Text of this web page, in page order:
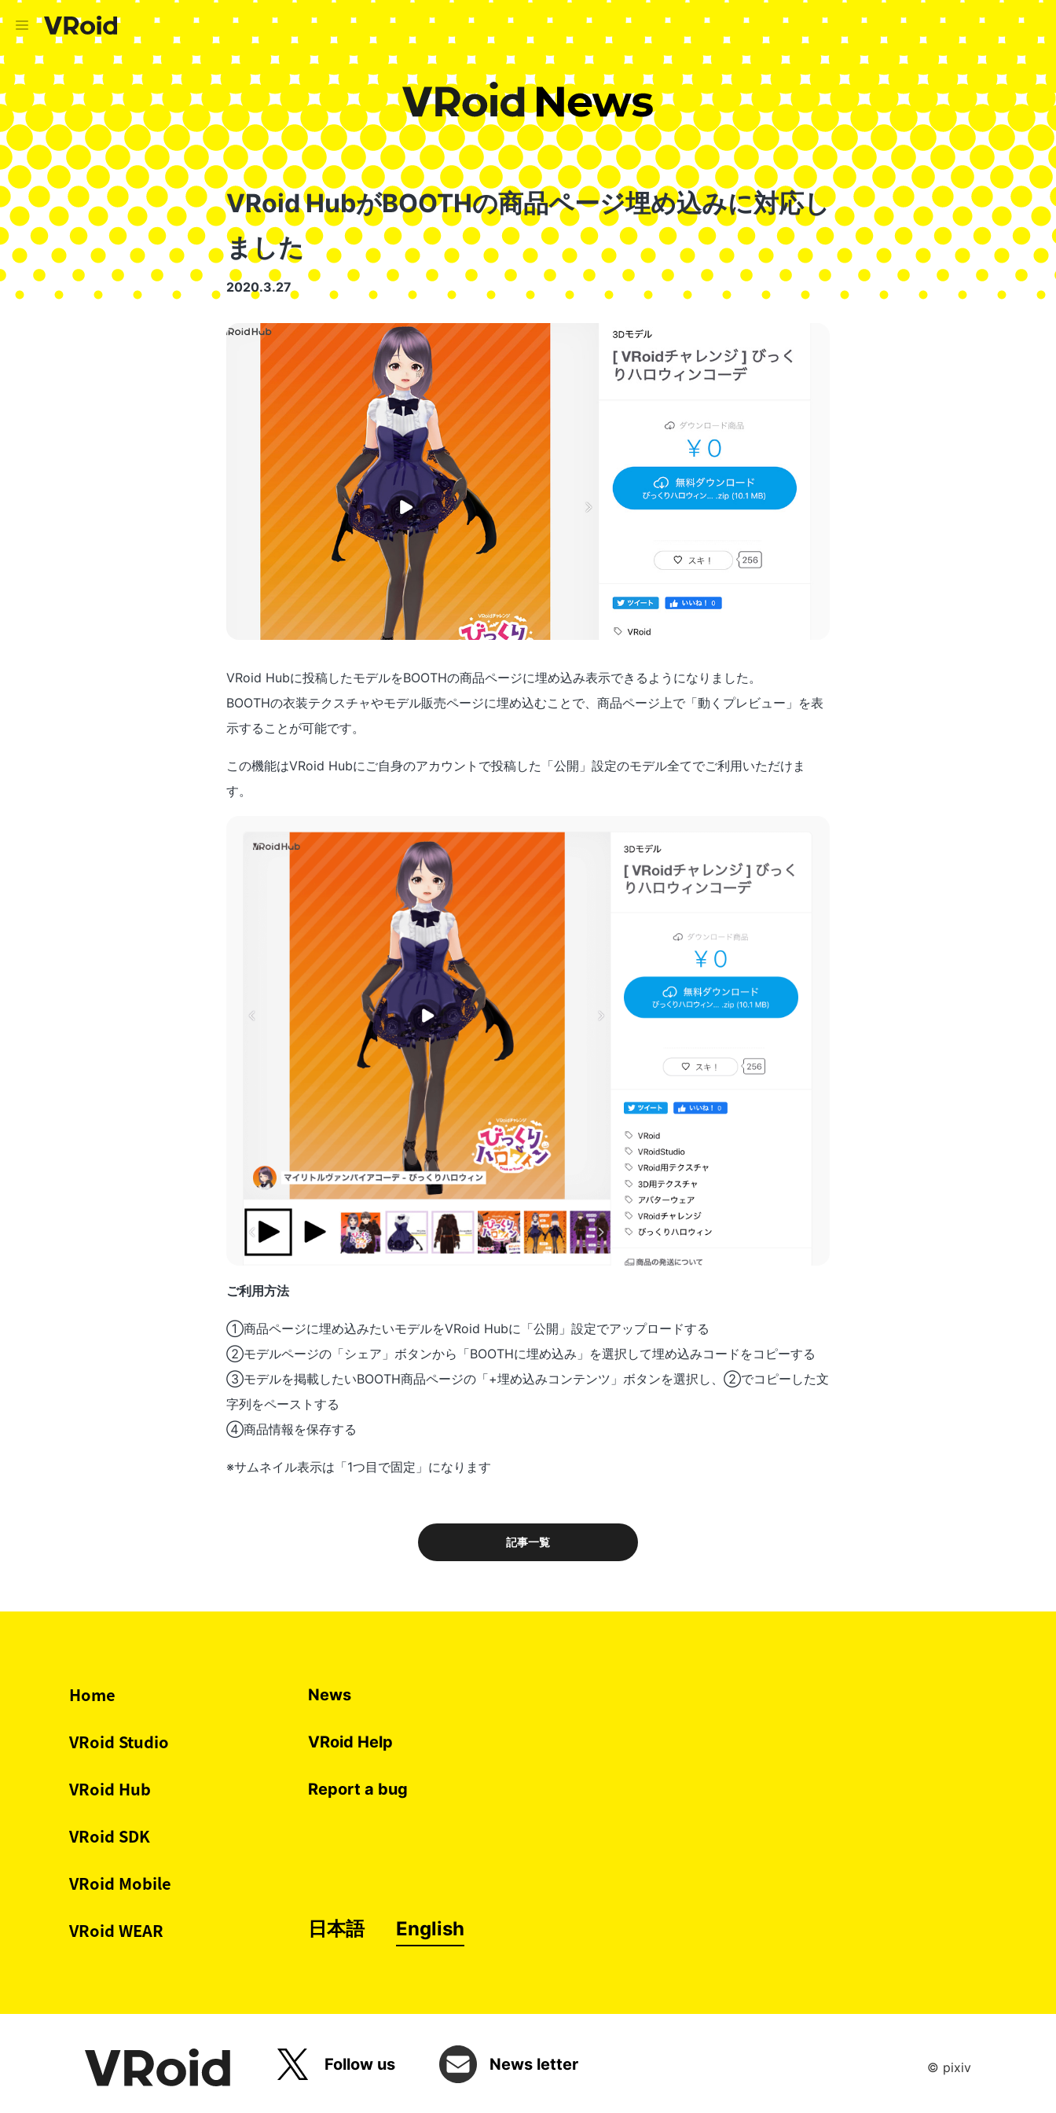
VRoid HubがBOOTHの商品ページ埋め込みに対応し
ました
2020.3.27
VRoid Hubに投稿したモデルをBOOTHの商品ページに埋め込み表示できるようになりました。
BOOTHの衣装テクスチャやモデル販売ページに埋め込むことで、商品ページ上で「動くプレビュー」を表
示することが可能です。
この機能はVRoid Hubにご自身のアカウントで投稿した「公開」設定のモデル全てでご利用いただけま
す。
ご利用方法
①商品ページに埋め込みたいモデルをVRoid Hubに「公開」設定でアップロードする
②モデルページの「シェア」ボタンから「BOOTHに埋め込み」を選択して埋め込みコードをコピーする
③モデルを掲載したいBOOTH商品ページの「+埋め込みコンテンツ」ボタンを選択し、②でコピーした文
字列をペーストする
④商品情報を保存する
※サムネイル表示は「1つ目で固定」になります
記事一覧
Home
VRoid Studio
VRoid Hub
VRoid SDK
VRoid Mobile
VRoid WEAR
News
VRoid Help
Report a bug
日本語 English
Follow us News letter © pixiv